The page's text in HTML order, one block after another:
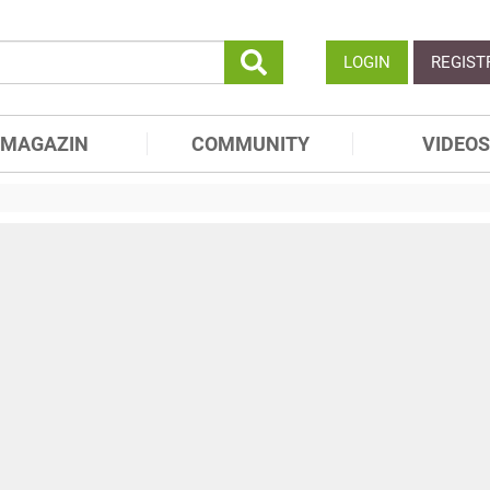
LOGIN
MAGAZIN COMMUNITY VIDEOS